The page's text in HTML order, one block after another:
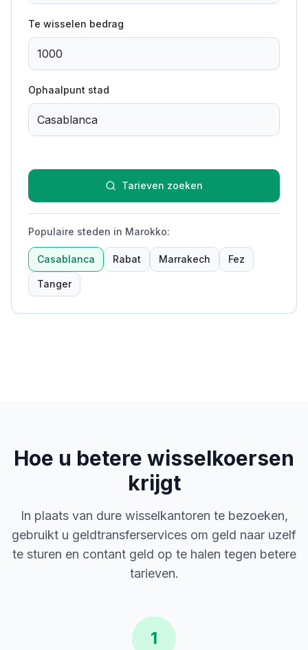
Te wisselen bedrag
Ophaalpunt stad
Tarieven zoeken
Populaire steden in Marokko:
Casablanca Rabat Marrakech Fez
Tanger
Hoe u betere wisselkoersen
krijgt
In plaats van dure wisselkantoren te bezoeken,
gebruikt u geldtransferservices om geld naar uzelf
te sturen en contant geld op te halen tegen betere
tarieven.
1